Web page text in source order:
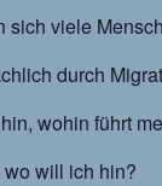
sich viele
durch
wohin führt
will ich hin?